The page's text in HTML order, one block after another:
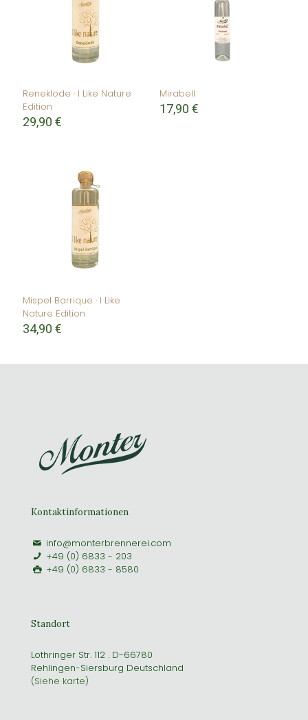
Reneklode · I Like Nature
Edition
29,90 €
Mirabell
17,90 €
Mispel Barrique · I Like
Nature Edition
34,90 €
Kontaktinformationen
info@monterbrennerei.com
+49 (0) 6833 - 203
+49 (0) 6833 - 8580
Standort
Lothringer Str. 112 . D-66780
Rehlingen-Siersburg Deutschland
(Siehe karte)